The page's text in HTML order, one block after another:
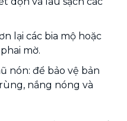
lại các bia mộ hoặc
mờ.
nón: để bảo vệ bản
nắng nóng và